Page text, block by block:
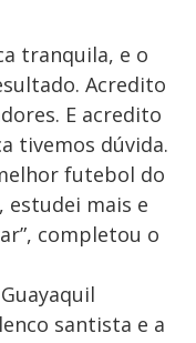
tranquila, e o
Acredito
E acredito
tivemos dúvida.
futebol do
estudei mais e
completou o
santista e a